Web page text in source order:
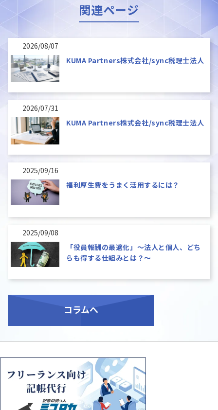
関連ページ
2026/08/07
KUMA Partners株式会社/sync税理士法人
2026/07/31
KUMA Partners株式会社/sync税理士法人
2025/09/16
福利厚生費をうまく活用するには？
2025/09/08
「役員報酬の最適化」～法人と個人、どち
らも得する仕組みとは？～
コラムへ